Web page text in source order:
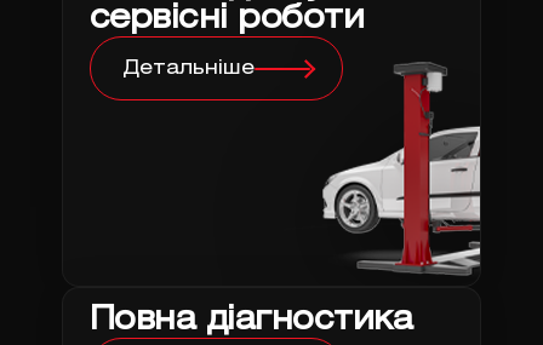
сервісні роботи
Детальніше
Повна діагностика